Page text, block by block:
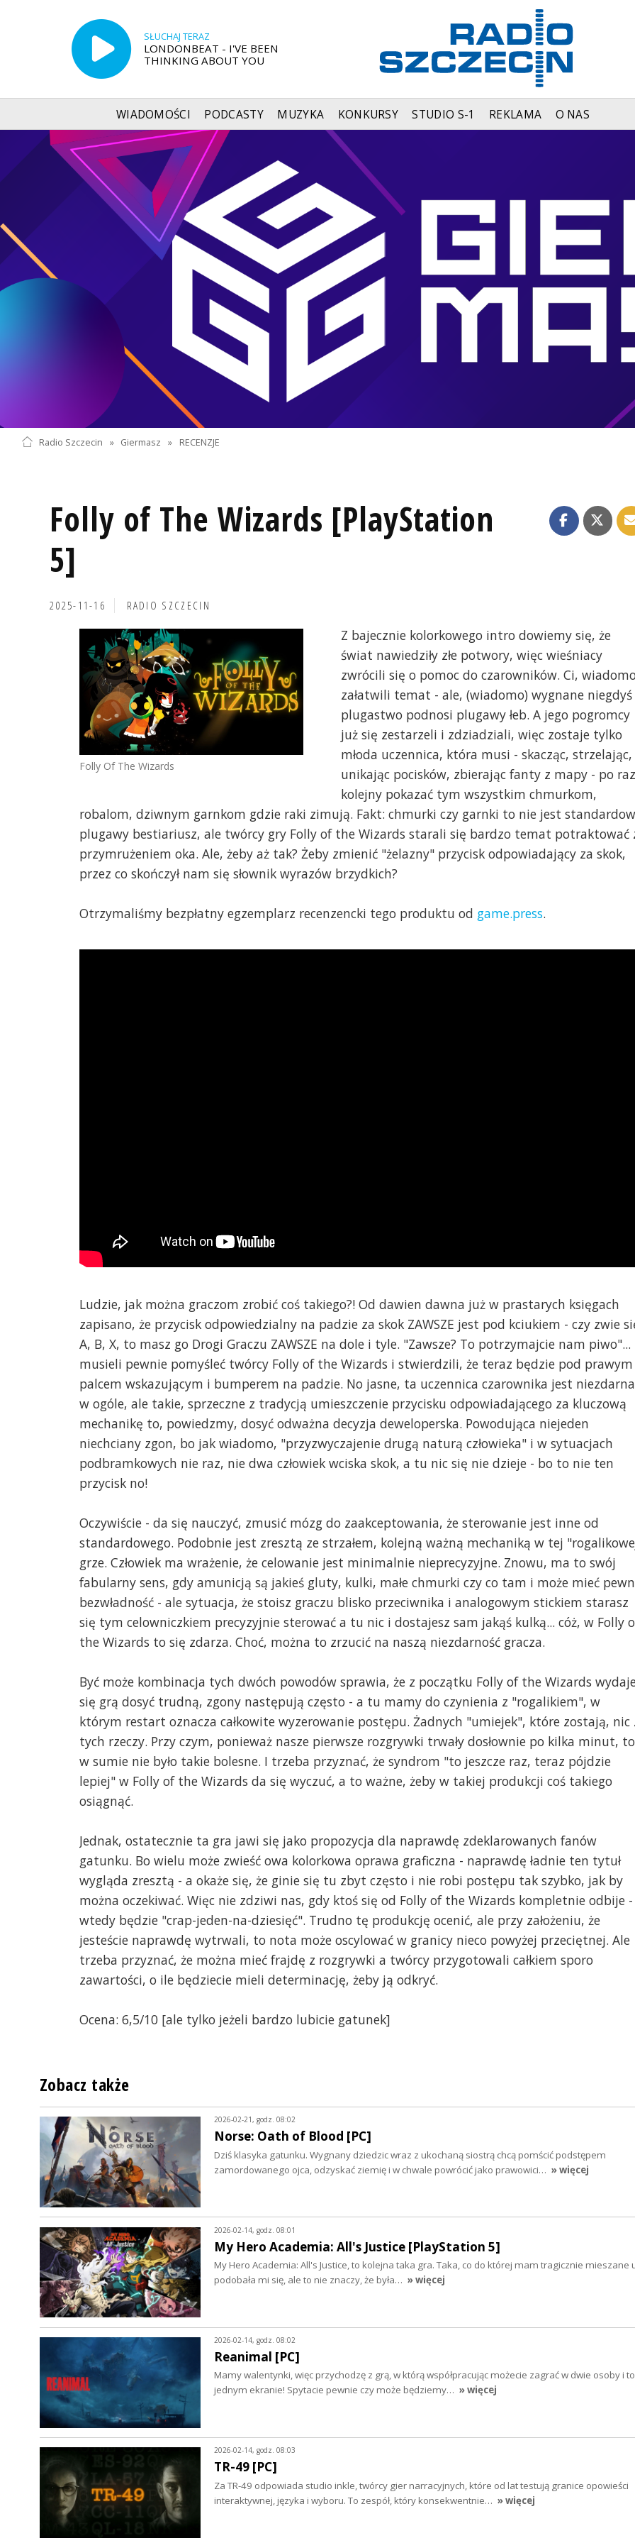
SŁUCHAJ TERAZ
LONDONBEAT - I'VE BEEN
THINKING ABOUT YOU
WIADOMOŚCI PODCASTY MUZYKA KONKURSY STUDIO S-1 REKLAMA O NAS
Radio Szczecin » Giermasz » RECENZJE
Folly of The Wizards [PlayStation
5]
2025-11-16 RADIO SZCZECIN
Folly Of The Wizards
Z bajecznie kolorkowego intro dowiemy się, że
świat nawiedziły złe potwory, więc wieśniacy
zwrócili się o pomoc do czarowników. Ci,
załatwili temat - ale, (wiadomo) wygnane niegdyś
plugastwo podnosi plugawy łeb. A jego pogromcy
już się zestarzeli i zdziadziali, więc zostaje tylko
młoda uczennica, która musi - skacząc, strzelając,
unikając pocisków, zbierając fanty z mapy - po raz
kolejny pokazać tym wszystkim chmurkom,
robalom, dziwnym garnkom gdzie raki zimują. Fakt: chmurki czy garnki to nie jest
plugawy bestiariusz, ale twórcy gry Folly of the Wizards starali się bardzo temat potraktować
przymrużeniem oka. Ale, żeby aż tak? Żeby zmienić "żelazny" przycisk odpowiadający za skok,
przez co skończył nam się słownik wyrazów brzydkich?
Otrzymaliśmy bezpłatny egzemplarz recenzencki tego produktu od game.press.
Ludzie, jak można graczom zrobić coś takiego?! Od dawien dawna już w prastarych księgach
zapisano, że przycisk odpowiedzialny na padzie za skok ZAWSZE jest pod kciukiem - czy zwie
A, B, X, to masz go Drogi Graczu ZAWSZE na dole i tyle. "Zawsze? To potrzymajcie nam piwo"...
musieli pewnie pomyśleć twórcy Folly of the Wizards i stwierdzili, że teraz będzie pod prawym
palcem wskazującym i bumperem na padzie. No jasne, ta uczennica czarownika jest
w ogóle, ale takie, sprzeczne z tradycją umieszczenie przycisku odpowiadającego za kluczową
mechanikę to, powiedzmy, dosyć odważna decyzja deweloperska. Powodująca niejeden
niechciany zgon, bo jak wiadomo, "przyzwyczajenie drugą naturą człowieka" i w sytuacjach
podbramkowych nie raz, nie dwa człowiek wciska skok, a tu nic się nie dzieje - bo to nie ten
przycisk no!
Oczywiście - da się nauczyć, zmusić mózg do zaakceptowania, że sterowanie jest inne od
standardowego. Podobnie jest zresztą ze strzałem, kolejną ważną mechaniką w tej
grze. Człowiek ma wrażenie, że celowanie jest minimalnie nieprecyzyjne. Znowu, ma to swój
fabularny sens, gdy amunicją są jakieś gluty, kulki, małe chmurki czy co tam i może mieć
bezwładność - ale sytuacja, że stoisz graczu blisko przeciwnika i analogowym stickiem starasz
się tym celowniczkiem precyzyjnie sterować a tu nic i dostajesz sam jakąś kulką... cóż, w Folly
the Wizards to się zdarza. Choć, można to zrzucić na naszą niezdarność gracza.
Być może kombinacja tych dwóch powodów sprawia, że z początku Folly of the Wizards
się grą dosyć trudną, zgony następują często - a tu mamy do czynienia z "rogalikiem", w
którym restart oznacza całkowite wyzerowanie postępu. Żadnych "umiejek", które zostają, nic
tych rzeczy. Przy czym, ponieważ nasze pierwsze rozgrywki trwały dosłownie po kilka minut, to
w sumie nie było takie bolesne. I trzeba przyznać, że syndrom "to jeszcze raz, teraz pójdzie
lepiej" w Folly of the Wizards da się wyczuć, a to ważne, żeby w takiej produkcji coś takiego
osiągnąć.
Jednak, ostatecznie ta gra jawi się jako propozycja dla naprawdę zdeklarowanych fanów
gatunku. Bo wielu może zwieść owa kolorkowa oprawa graficzna - naprawdę ładnie ten tytuł
wygląda zresztą - a okaże się, że ginie się tu zbyt często i nie robi postępu tak szybko, jak by
można oczekiwać. Więc nie zdziwi nas, gdy ktoś się od Folly of the Wizards kompletnie odbije
wtedy będzie "crap-jeden-na-dziesięć". Trudno tę produkcję ocenić, ale przy założeniu, że
jesteście naprawdę wytrwali, to nota może oscylować w granicy nieco powyżej przeciętnej. Ale
trzeba przyznać, że można mieć frajdę z rozgrywki a twórcy przygotowali całkiem sporo
zawartości, o ile będziecie mieli determinację, żeby ją odkryć.
Ocena: 6,5/10 [ale tylko jeżeli bardzo lubicie gatunek]
Zobacz także
2026-02-21, godz. 08:02
Norse: Oath of Blood [PC]
Dziś klasyka gatunku. Wygnany dziedzic wraz z ukochaną siostrą chcą pomścić podstępem
zamordowanego ojca, odzyskać ziemię i w chwale powrócić jako prawowici… » więcej
2026-02-14, godz. 08:01
My Hero Academia: All's Justice [PlayStation 5]
My Hero Academia: All's Justice, to kolejna taka gra. Taka, co do której mam tragicznie mieszane
podobała mi się, ale to nie znaczy, że była… » więcej
2026-02-14, godz. 08:02
Reanimal [PC]
Mamy walentynki, więc przychodzę z grą, w którą współpracując możecie zagrać w dwie osoby i
jednym ekranie! Spytacie pewnie czy może będziemy… » więcej
2026-02-14, godz. 08:03
TR-49 [PC]
Za TR-49 odpowiada studio inkle, twórcy gier narracyjnych, które od lat testują granice opowieści
interaktywnej, języka i wyboru. To zespół, który konsekwentnie… » więcej